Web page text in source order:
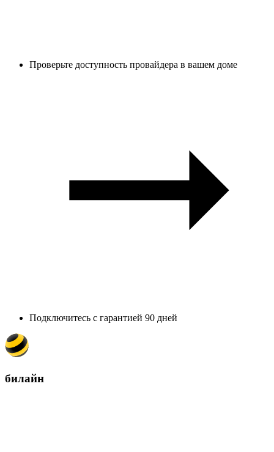
Проверьте доступность провайдера в вашем доме
Подключитесь с гарантией 90 дней
билайн